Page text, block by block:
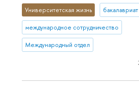
Университетская жизнь бакалавриат
международное сотрудничество
Международный отдел